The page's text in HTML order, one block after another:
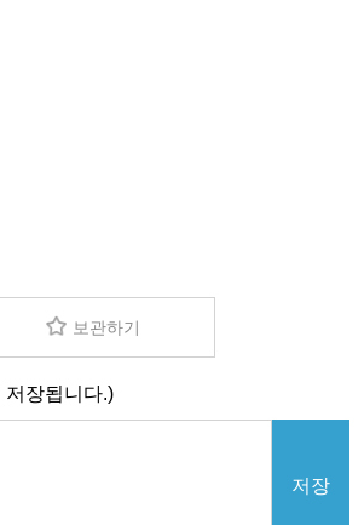
보관하기
저장됩니다.)
저장